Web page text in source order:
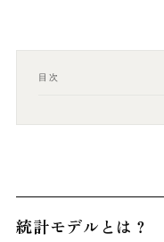
目次
統計モデルとは？